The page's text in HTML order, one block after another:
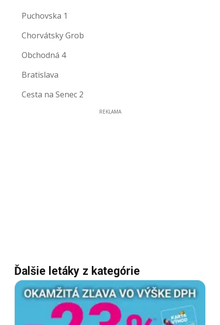
Puchovska 1
Chorvátsky Grob
Obchodná 4
Bratislava
Cesta na Senec 2
REKLAMA
Ďalšie letáky z kategórie